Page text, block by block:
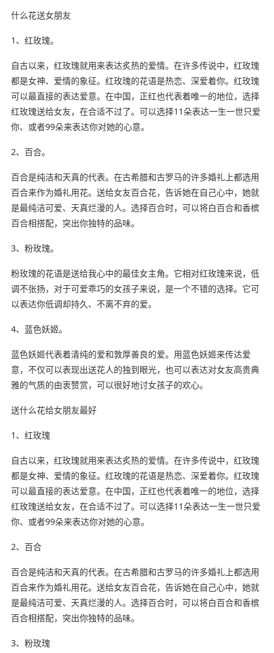
什么花送女朋友
1、红玫瑰。
自古以来，红玫瑰就用来表达炙热的爱情。在许多传说中，红玫瑰
都是女神、爱情的象征。红玫瑰的花语是热恋、深爱着你。红玫瑰
可以最直接的表达爱意。在中国，正红也代表着唯一的地位，选择
红玫瑰送给女友，在合适不过了。可以选择11朵表达一生一世只爱
你、或者99朵来表达你对她的心意。
2、百合。
百合是纯洁和天真的代表。在古希腊和古罗马的许多婚礼上都选用
百合来作为婚礼用花。送给女友百合花，告诉她在自己心中，她就
是最纯洁可爱、天真烂漫的人。选择百合时，可以将白百合和香槟
百合相搭配，突出你独特的品味。
3、粉玫瑰。
粉玫瑰的花语是送给我心中的最佳女主角。它相对红玫瑰来说，低
调不张扬，对于可爱乖巧的女孩子来说，是一个不错的选择。它可
以表达你低调却持久、不离不弃的爱。
4、蓝色妖姬。
蓝色妖姬代表着清纯的爱和敦厚善良的爱。用蓝色妖姬来传达爱
意，不仅可以表现出送花人的独到眼光，也可以表达对女友高贵典
雅的气质的由衷赞赏，可以很好地讨女孩子的欢心。
送什么花给女朋友最好
1、红玫瑰
自古以来，红玫瑰就用来表达炙热的爱情。在许多传说中，红玫瑰
都是女神、爱情的象征。红玫瑰的花语是热恋、深爱着你。红玫瑰
可以最直接的表达爱意。在中国，正红也代表着唯一的地位，选择
红玫瑰送给女友，在合适不过了。可以选择11朵表达一生一世只爱
你、或者99朵来表达你对她的心意。
2、百合
百合是纯洁和天真的代表。在古希腊和古罗马的许多婚礼上都选用
百合来作为婚礼用花。送给女友百合花，告诉她在自己心中，她就
是最纯洁可爱、天真烂漫的人。选择百合时，可以将白百合和香槟
百合相搭配，突出你独特的品味。
3、粉玫瑰